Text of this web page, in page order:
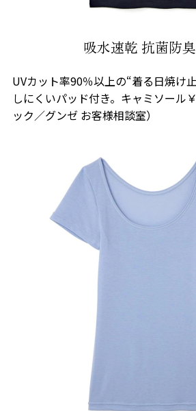
吸水速乾 抗菌防
UVカット率90％以上の“着る日焼け
しにくいパッド付き。キャミソール
ック／グンゼ お客様相談室）